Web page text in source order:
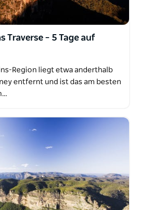
Traverse – 5 Tage auf
Region liegt etwa anderthalb
entfernt und ist das am besten